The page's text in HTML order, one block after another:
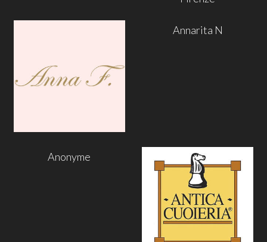
Annarita N
Anonyme